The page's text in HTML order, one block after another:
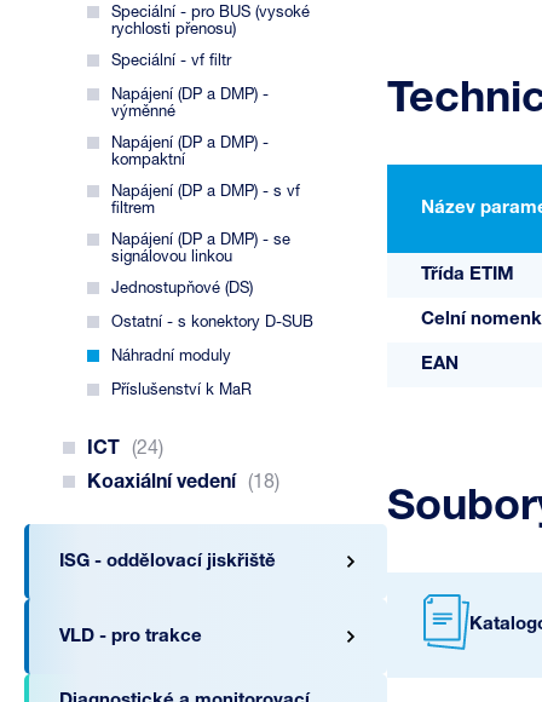
Speciální - pro BUS (vysoké
rychlosti přenosu)
Speciální - vf filtr
Napájení (DP a DMP) -
výměnné
Napájení (DP a DMP) -
kompaktní
Napájení (DP a DMP) - s vf
filtrem
Napájení (DP a DMP) - se
signálovou linkou
Jednostupňové (DS)
Ostatní - s konektory D-SUB
Náhradní moduly
Příslušenství k MaR
ICT
(24)
Koaxiální vedení
(18)
ISG - oddělovací jiskřiště
VLD - pro trakce
Název
Třída ETIM
Celní
EAN